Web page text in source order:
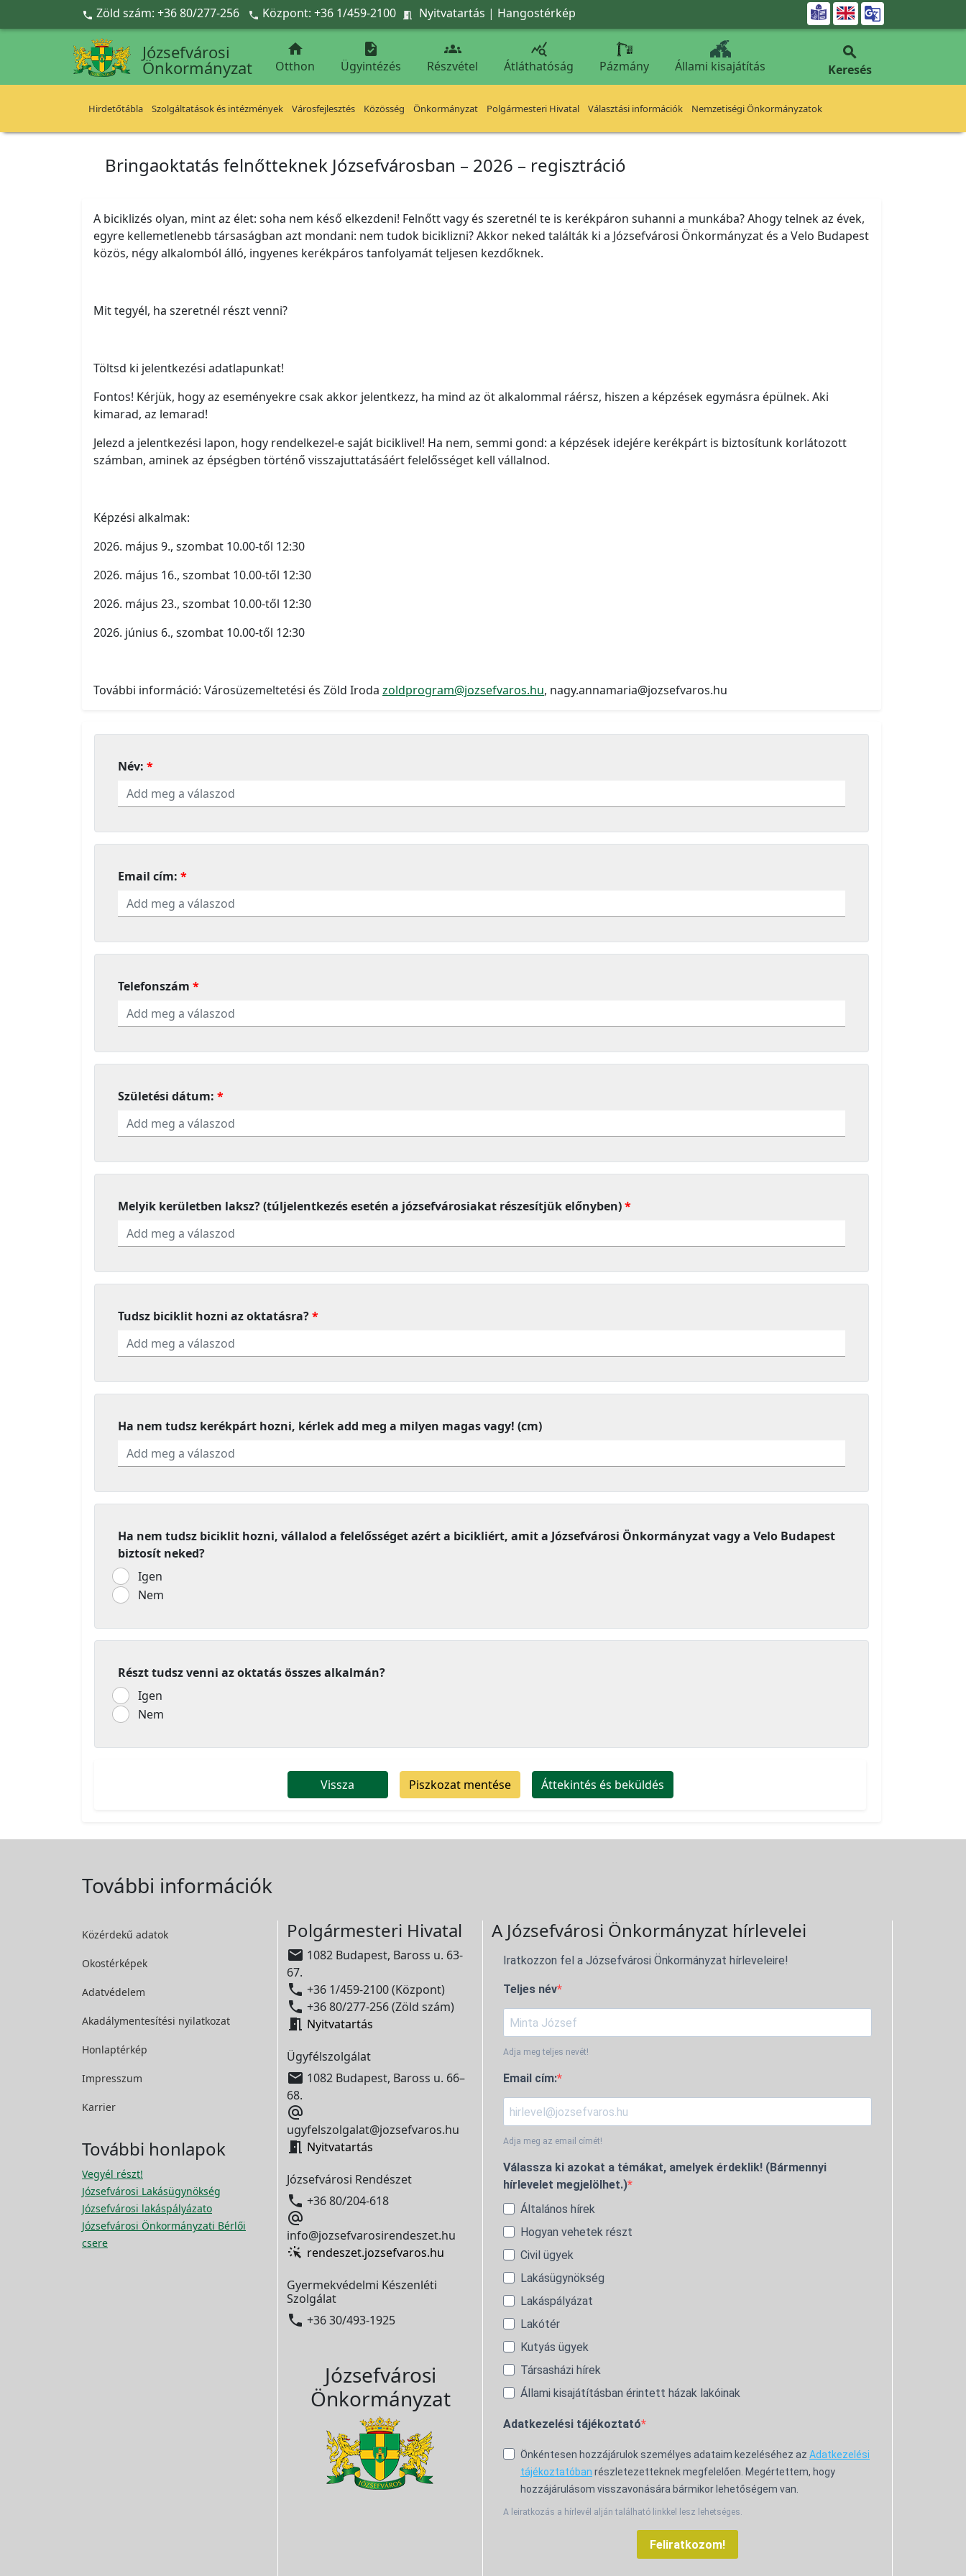
Ugrás a fő tartalomra
 Zöld szám: +36 80/277-256  Központ: +36 1/459-2100  Nyitvatartás | Hangostérkép 
Józsefvárosi
Önkormányzat

Otthon

Ügyintézés

Részvétel

Átláthatóság Pázmány Állami kisajátítás

Keresés
Hirdetőtábla Szolgáltatások és intézmények Városfejlesztés Közösség Önkormányzat Polgármesteri Hivatal Választási információk Nemzetiségi Önkormányzatok
Bringaoktatás felnőtteknek Józsefvárosban – 2026 – regisztráció
A biciklizés olyan, mint az élet: soha nem késő elkezdeni! Felnőtt vagy és szeretnél te is kerékpáron suhanni a munkába? Ahogy telnek az évek,
egyre kellemetlenebb társaságban azt mondani: nem tudok biciklizni? Akkor neked találták ki a Józsefvárosi Önkormányzat és a Velo Budapest
közös, négy alkalomból álló, ingyenes kerékpáros tanfolyamát teljesen kezdőknek.
Mit tegyél, ha szeretnél részt venni?
Töltsd ki jelentkezési adatlapunkat!
Fontos! Kérjük, hogy az eseményekre csak akkor jelentkezz, ha mind az öt alkalommal ráérsz, hiszen a képzések egymásra épülnek. Aki
kimarad, az lemarad!
Jelezd a jelentkezési lapon, hogy rendelkezel-e saját biciklivel! Ha nem, semmi gond: a képzések idejére kerékpárt is biztosítunk korlátozott
számban, aminek az épségben történő visszajuttatásáért felelősséget kell vállalnod.
Képzési alkalmak:
2026. május 9., szombat 10.00-től 12:30
2026. május 16., szombat 10.00-től 12:30
2026. május 23., szombat 10.00-től 12:30
2026. június 6., szombat 10.00-től 12:30
További információ: Városüzemeltetési és Zöld Iroda zoldprogram@jozsefvaros.hu, nagy.annamaria@jozsefvaros.hu
Név:
Email cím:
Telefonszám
Születési dátum:
Melyik kerületben laksz? (túljelentkezés esetén a józsefvárosiakat részesítjük előnyben)
Tudsz biciklit hozni az oktatásra?
Ha nem tudsz kerékpárt hozni, kérlek add meg a milyen magas vagy! (cm)
Ha nem tudsz biciklit hozni, vállalod a felelősséget azért a bicikliért, amit a Józsefvárosi Önkormányzat vagy a Velo Budapest
biztosít neked?
Igen
Nem
Részt tudsz venni az oktatás összes alkalmán?
Igen
Nem
Vissza Piszkozat mentése Áttekintés és beküldés
További információk
Közérdekű adatok
Okostérképek
Adatvédelem
Akadálymentesítési nyilatkozat
Honlaptérkép
Impresszum
Karrier
További honlapok
Vegyél részt!
Józsefvárosi Lakásügynökség
Józsefvárosi lakáspályázato
Józsefvárosi Önkormányzati Bérlői
csere
Polgármesteri Hivatal
 1082 Budapest, Baross u. 63-
67.
 +36 1/459-2100 (Központ)
 +36 80/277-256 (Zöld szám)
 Nyitvatartás
Ügyfélszolgálat
 1082 Budapest, Baross u. 66–
68.

ugyfelszolgalat@jozsefvaros.hu
 Nyitvatartás
Józsefvárosi Rendészet
 +36 80/204-618

info@jozsefvarosirendeszet.hu
rendeszet.jozsefvaros.hu
Gyermekvédelmi Készenléti
Szolgálat
 +36 30/493-1925
Józsefvárosi
Önkormányzat
A Józsefvárosi Önkormányzat hírlevelei
Iratkozzon fel a Józsefvárosi Önkormányzat hírleveleire!
Teljes név
Adja meg teljes nevét!
Email cím:
Adja meg az email címét!
Válassza ki azokat a témákat, amelyek érdeklik! (Bármennyi
hírlevelet megjelölhet.)
Általános hírek
Hogyan vehetek részt
Civil ügyek
Lakásügynökség
Lakáspályázat
Lakótér
Kutyás ügyek
Társasházi hírek
Állami kisajátításban érintett házak lakóinak
Adatkezelési tájékoztató
Önkéntesen hozzájárulok személyes adataim kezeléséhez az Adatkezelési
tájékoztatóban részletezetteknek megfelelően. Megértettem, hogy
hozzájárulásom visszavonására bármikor lehetőségem van.
A leiratkozás a hírlevél alján található linkkel lesz lehetséges.
Feliratkozom!